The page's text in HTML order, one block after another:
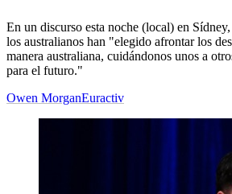
En un discurso esta noche (local) en
los australianos han "elegido afrontar los
manera australiana, cuidándonos unos a
para el futuro."
Owen MorganEuractiv